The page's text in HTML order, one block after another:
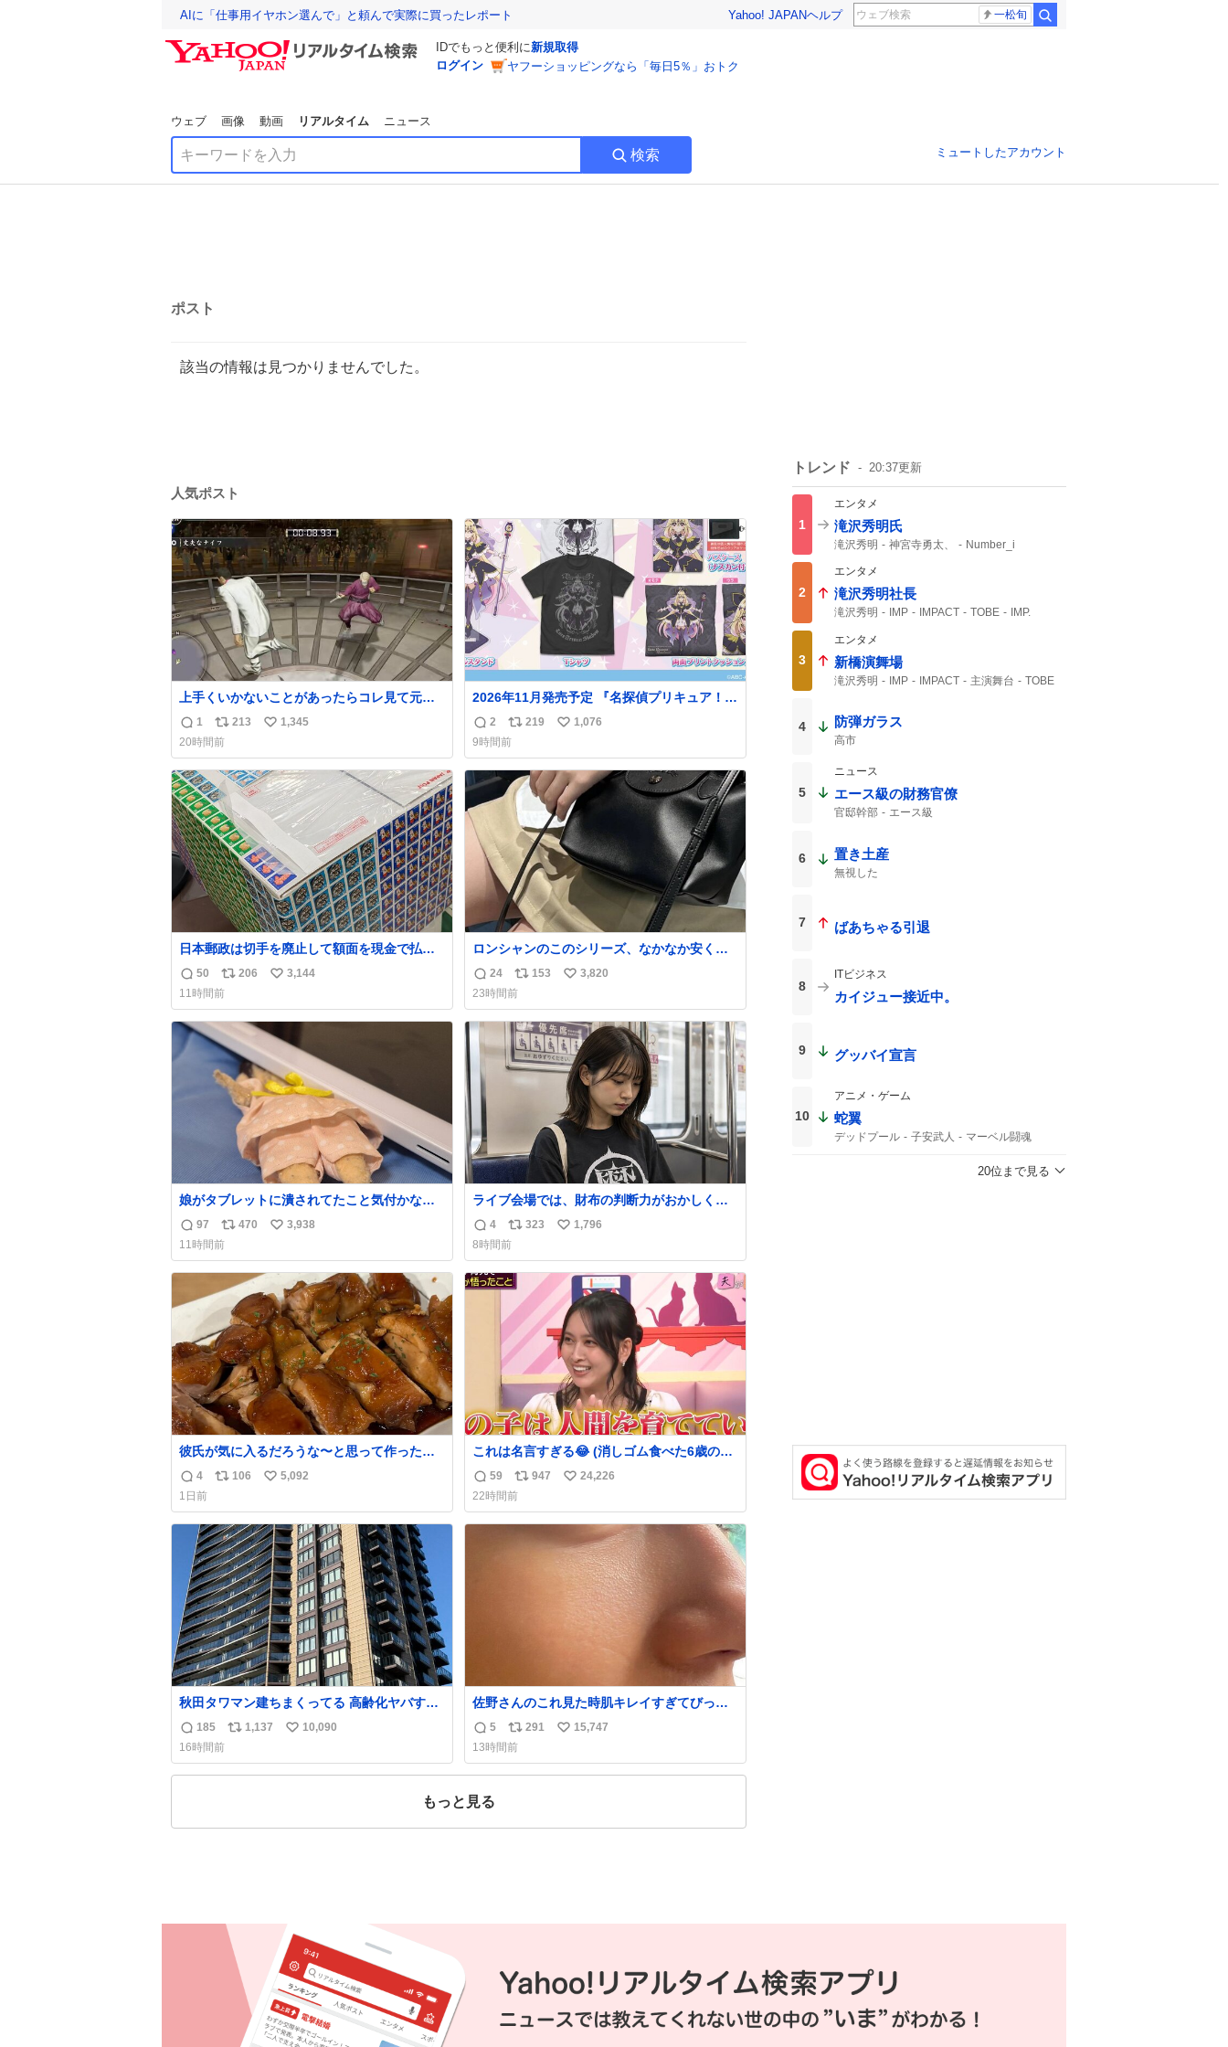
AIに「仕事用イヤホン選んで」と頼んで実際に買ったレポート Yahoo! JAPANヘルプ 一松旬
IDでもっと便利に新規取得
ログイン
ヤフーショッピングなら「毎日5％」おトク
ウェブ 画像 動画 リアルタイム ニュース
検索 ミュートしたアカウント
ポスト
該当の情報は見つかりませんでした。
人気ポスト
上手くいかないことがあったらコレ見て元気
出してほしい。海外のギャグコメディ番組だ
ったらお笑いボイスが入る
返
信
数
1
リ
ポ
ス
ト
数
213
い
ね
数
1,345
20時間前
2026年11月発売予定 『名探偵プリキュア！』
描き下ろしイラスト使用「キュアアルカナ・
シャドウ」Tシャツ、アクリルスタンド、パス
ケース、クッションカバーが新登場！ ▼コス
パ通販で予約開始！
goods.liblo.jp/archives/31402…
返
信
数
2
リ
ポ
ス
ト
数
219
い
ね
数
1,076
9時間前
日本郵政は切手を廃止して額面を現金で払い
戻せ2026 #日本郵政 @JapanPostHD_PR
返
信
数
50
リ
ポ
ス
ト
数
206
い
ね
数
3,144
11時間前
ロンシャンのこのシリーズ、なかなか安くな
らないのにセール価格になってる🖤✨レザー
なのが反則級にかわいい。持ってるだけでコ
ーデが格上げされる。
返
信
数
24
リ
ポ
ス
ト
数
153
い
ね
数
3,820
23時間前
娘がタブレットに潰されてたこと気付かなか
った。 旦那だけは娘の波長を感じ取れるから
声出せずともSOSが伝わったらしい。 急いで
旦那が救出して、泣きじゃくる娘に自分も謝
って抱きしめようとしたら、ビンタされてし
まった。3回ほど。 小さい手だけど、地味に
痛い。 その後、娘は旦那に泣きついてた。
返
信
数
97
リ
ポ
ス
ト
数
470
い
ね
数
3,938
11時間前
ライブ会場では、財布の判断力がおかしくな
る。
返
信
数
4
リ
ポ
ス
ト
数
323
い
ね
数
1,796
8時間前
彼氏が気に入るだろうな〜と思って作ったら
想像の何倍も美味しい美味しい言ってくれて
嬉しい
返
信
数
4
リ
ス
ト
数
106
い
ね
数
5,092
1日前
これは名言すぎる😂 (消しゴム食べた6歳の弟
を思い出しながら)
返
信
数
59
リ
ポ
ス
ト
947
い
ね
数
24,226
22時間前
秋田タワマン建ちまくってる 高齢化ヤバすぎ
て駅前にコンパクトシティつくって高齢者を
住ませる考えらしい 病院も全部駅前にある
返
信
数
185
リ
ス
1,137
い
ね
10,090
16時間前
佐野さんのこれ見た時肌キレイすぎてびっく
りしたし、やはりアイドルって体型･肌管理す
ごすぎる
返
信
数
5
リ
ポ
ス
291
い
ね
15,747
13時間前
もっと見る
トレンド 20:37更新
1
エンタメ
滝沢秀明氏
滝沢秀明 神宮寺勇太、 Number_i
2
エンタメ
滝沢秀明社長
滝沢秀明 IMP IMPACT TOBE
IMP.
3
エンタメ
新橋演舞場
滝沢秀明 IMP IMPACT 主演舞台
TOBE
4 防弾ガラス
高市
5
ニュース
エース級の財務官僚
官邸幹部 エース級
6 置き土産
無視した
7 ばあちゃる引退
8
ITビジネス
カイジュー接近中。
9 グッバイ宣言
10
アニメ・ゲーム
蛇翼
デッドプール 子安武人 マーベル闘魂
20位まで見る